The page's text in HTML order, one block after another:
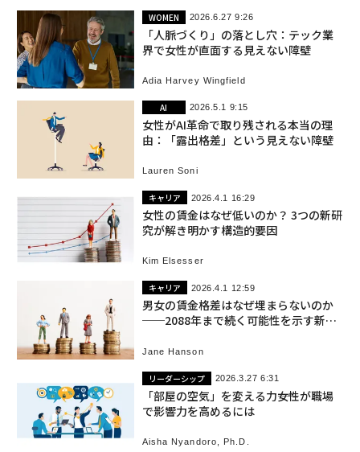
WOMEN 2026.6.27 9:26
「人脈づくり」の落とし穴：テック業
界で女性が直面する見えない障壁
Adia Harvey Wingfield
AI 2026.5.1 9:15
女性がAI革命で取り残される本当の理
由：「露出格差」という見えない障壁
Lauren Soni
キャリア 2026.4.1 16:29
女性の賃金はなぜ低いのか？ 3つの新研
究が解き明かす構造的要因
Kim Elsesser
キャリア 2026.4.1 12:59
男女の賃金格差はなぜ埋まらないのか
──2088年まで続く可能性を示す新研
Jane Hanson
リーダーシップ 2026.3.27 6:31
「部屋の空気」を変える力――女性が職場
で影響力を高めるには
Aisha Nyandoro, Ph.D.